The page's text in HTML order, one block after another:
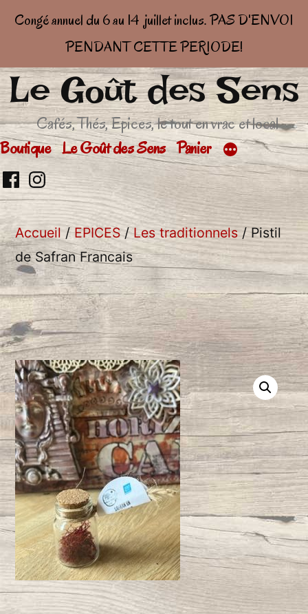
Congé annuel du 6 au 14 juillet inclus. PAS D'ENVOI
PENDANT CETTE PERIODE!
Aller
au
contenu
Le Goût des Sens
Cafés, Thés, Epices, le tout en vrac et local
Boutique Le Goût des Sens Panier
Retrouvez
moi
sur
facebook
Retrouver
moi
sur
Insta
Accueil / EPICES/Les traditionnels/ Pistil
de Safran Francais